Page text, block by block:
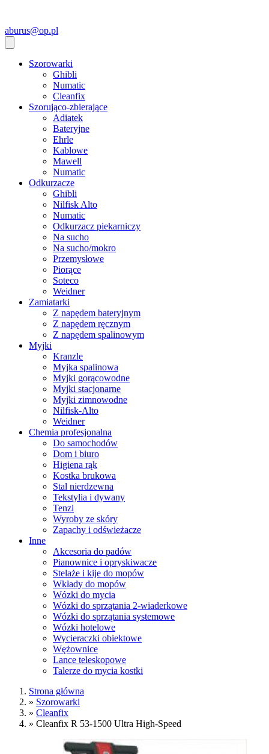
aburus@op.pl
Szorowarki
Ghibli
Numatic
Cleanfix
Szorująco-zbierające
Adiatek
Bateryjne
Ehrle
Kablowe
Mawell
Numatic
Odkurzacze
Ghibli
Nilfisk Alto
Numatic
Odkurzacz piekarniczy
Na sucho
Na sucho/mokro
Przemysłowe
Piorące
Soteco
Weidner
Zamiatarki
Z napędem bateryjnym
Z napędem ręcznym
Z napędem spalinowym
Myjki
Kranzle
Myjka spalinowa
Myjki gorącowodne
Myjki stacjonarne
Myjki zimnowodne
Nilfisk-Alto
Weidner
Chemia profesjonalna
Do samochodów
Dom i biuro
Higiena rąk
Kostka brukowa
Stal nierdzewna
Tekstylia i dywany
Tenzi
Wyroby ze skóry
Zapachy i odświeżacze
Inne
Akcesoria do padów
Pianownice i opryskiwacze
Stelaże i kije do mopów
Wkłady do mopów
Wózki do mycia
Wózki do sprzątania 2-wiaderkowe
Wózki do sprzątania systemowe
Wózki hotelowe
Wycieraczki obiektowe
Wężownice
Lance teleskopowe
Talerze do mycia kostki
Strona główna
» Szorowarki
» Cleanfix
» Cleanfix R 53-1500 Ultra High-Speed